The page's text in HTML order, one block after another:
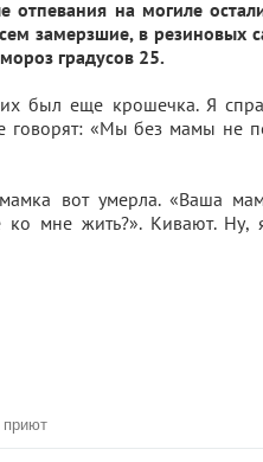
отпевания на могиле
замерзшие, в резиновых
градусов 25.
был еще крошечка. Я
говорят: «Мы без мамы не
вот умерла. «Ваша
мне жить?». Кивают.
приют